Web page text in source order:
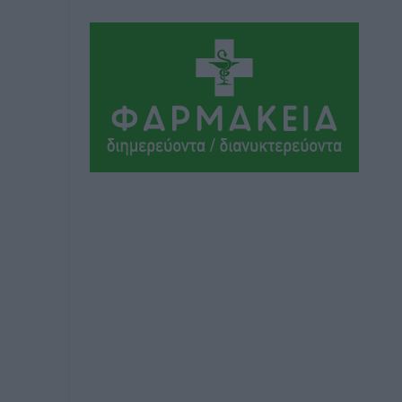
Ιάλυσος Β’: Νωρίς νωρίς μπήκαν στα
βάσανα της προετοιμασίας
πριν 6 ώρες
Εθνικός Αρχίπολης: Μεγάλο βήμα
προόδου η ίδρυση Ακαδημίας